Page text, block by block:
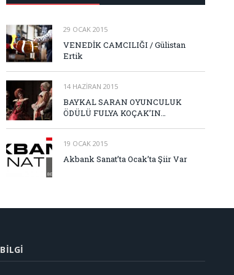
29 OCAK 2015
VENEDİK CAMCILIĞI / Gülistan
Ertik
14 HAZIRAN 2015
BAYKAL SARAN OYUNCULUK
ÖDÜLÜ FULYA KOÇAK’IN…
19 OCAK 2015
Akbank Sanat’ta Ocak’ta Şiir Var